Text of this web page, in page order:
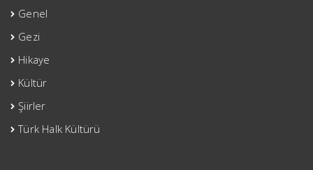
Genel
Gezi
Hikaye
Kültür
Şiirler
Türk Halk Kültürü